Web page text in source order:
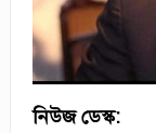
নিউজ ডেস্ক: